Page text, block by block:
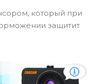
который при
защитит